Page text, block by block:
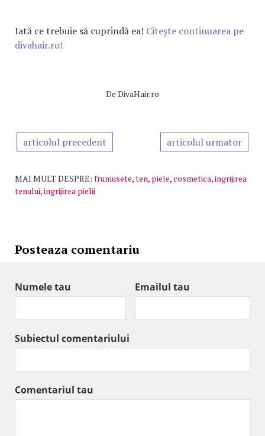
Iată ce trebuie să cuprindă ea! Citește continuarea pe
divahair.ro!
De DivaHair.ro
articolul precedent articolul urmator
MAI MULT DESPRE: frumusete,ten, piele,cosmetica,ingrijirea
tenului,ingrijirea pielii
Posteaza comentariu
Numele tau Emailul tau
Subiectul comentariului
Comentariul tau